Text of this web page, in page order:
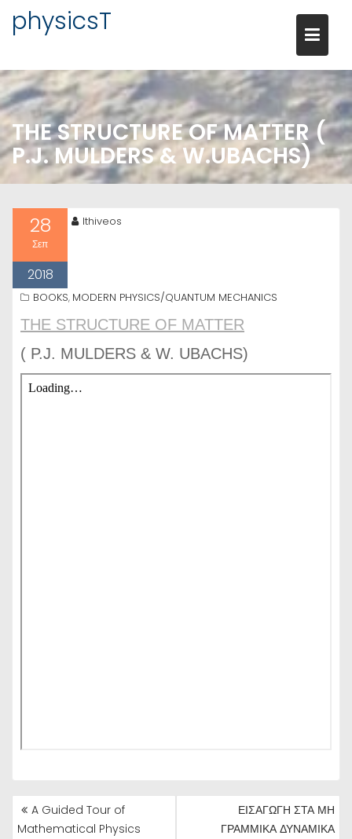
Μεταπηδήστε
physicsT
THE STRUCTURE OF MATTER (
P.J. MULDERS & W.UBACHS)
28
Σεπ
2018
lthiveos
BOOKS, MODERN PHYSICS/QUANTUM MECHANICS
THE STRUCTURE OF MATTER
( P.J. MULDERS & W. UBACHS)
ΠΛΟΉΓΗΣΗ
ΆΡΘΡΩΝ
A Guided Tour of
Mathematical Physics
ΕΙΣΑΓΩΓΗ ΣΤΑ ΜΗ
ΓΡΑΜΜΙΚΑ ΔΥΝΑΜΙΚΑ